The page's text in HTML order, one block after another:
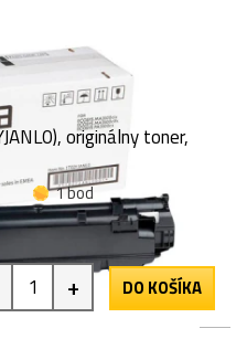
originálny toner,
1 bod
+ DO KOŠÍKA